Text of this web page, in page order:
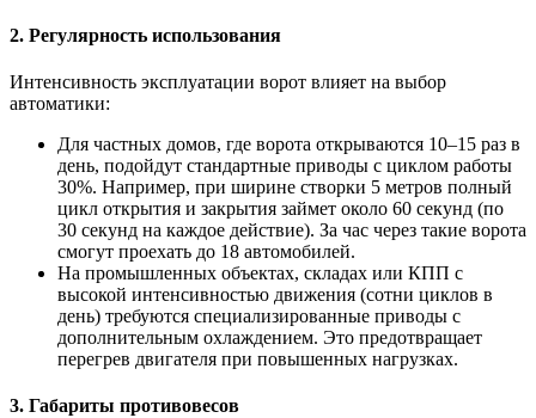
2. Регулярность использования
Интенсивность эксплуатации ворот влияет на выбор
автоматики:
Для частных домов, где ворота открываются 10–15 раз в
день, подойдут стандартные приводы с циклом работы
30%. Например, при ширине створки 5 метров полный
цикл открытия и закрытия займет около 60 секунд (по
30 секунд на каждое действие). За час через такие ворота
смогут проехать до 18 автомобилей.
На промышленных объектах, складах или КПП с
высокой интенсивностью движения (сотни циклов в
день) требуются специализированные приводы с
дополнительным охлаждением. Это предотвращает
перегрев двигателя при повышенных нагрузках.
3. Габариты противовесов